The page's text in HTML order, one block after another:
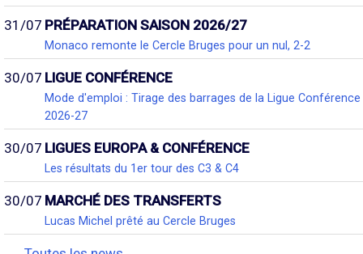
31/07 PRÉPARATION SAISON 2026/27
Monaco remonte le Cercle Bruges pour un nul, 2-2
30/07 LIGUE CONFÉRENCE
Mode d'emploi : Tirage des barrages de la Ligue Conférence
2026-27
30/07 LIGUES EUROPA & CONFÉRENCE
Les résultats du 1er tour des C3 & C4
30/07 MARCHÉ DES TRANSFERTS
Lucas Michel prêté au Cercle Bruges